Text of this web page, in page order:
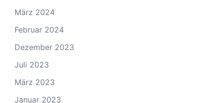
März 2024
Februar 2024
Dezember 2023
Juli 2023
März 2023
Januar 2023